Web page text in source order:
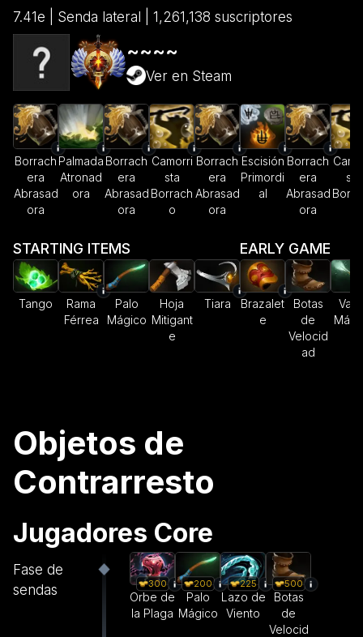
7.41e | Senda lateral | 1,261,138 suscriptores
~~~~
Ver en Steam
Borrach
era
Abrasad
ora
Palmada
Atronad
ora
Borrach
era
Abrasad
ora
Camorri
sta
Borrach
o
Borrach
era
Abrasad
ora
Escisión
Primordi
al
Borrach
era
Abrasad
ora
sta
STARTING ITEMS
Tango
Rama
Férrea
Palo
Mágico
Hoja
Mitigant
e
Tiara
EARLY GAME
Brazalet
e
Botas
de
Velocid
ad
Objetos de
Contrarresto
Jugadores Core
Fase de
sendas
300
Orbe de
la Plaga
200
Palo
Mágico
225
Lazo de
Viento
500
Botas
de
Velocid